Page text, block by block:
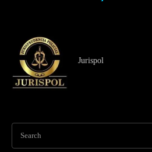
Jurispol
Search